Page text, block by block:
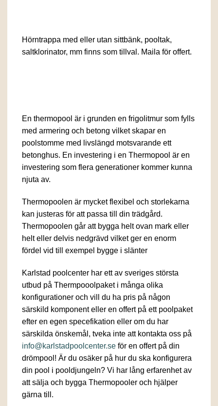
Hörntrappa med eller utan sittbänk, pooltak,
saltklorinator, mm finns som tillval. Maila för offert.
En thermopool är i grunden en frigolitmur som fylls
med armering och betong vilket skapar en
poolstomme med livslängd motsvarande ett
betonghus. En investering i en Thermopool är en
investering som flera generationer kommer kunna
njuta av.
Thermopoolen är mycket flexibel och storlekarna
kan justeras för att passa till din trädgård.
Thermopoolen går att bygga helt ovan mark eller
helt eller delvis nedgrävd vilket ger en enorm
fördel vid till exempel bygge i slänter
Karlstad poolcenter har ett av sveriges största
utbud på Thermpooolpaket i många olika
konfigurationer och vill du ha pris på någon
särskild komponent eller en offert på ett poolpaket
efter en egen specefikation eller om du har
särskilda önskemål, tveka inte att kontakta oss på
info@karlstadpoolcenter.se för en offert på din
drömpool! Är du osäker på hur du ska konfigurera
din pool i pooldjungeln? Vi har lång erfarenhet av
att sälja och bygga Thermopooler och hjälper
gärna till.